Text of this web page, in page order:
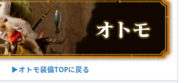
▶︎オトモ装備TOPに戻る